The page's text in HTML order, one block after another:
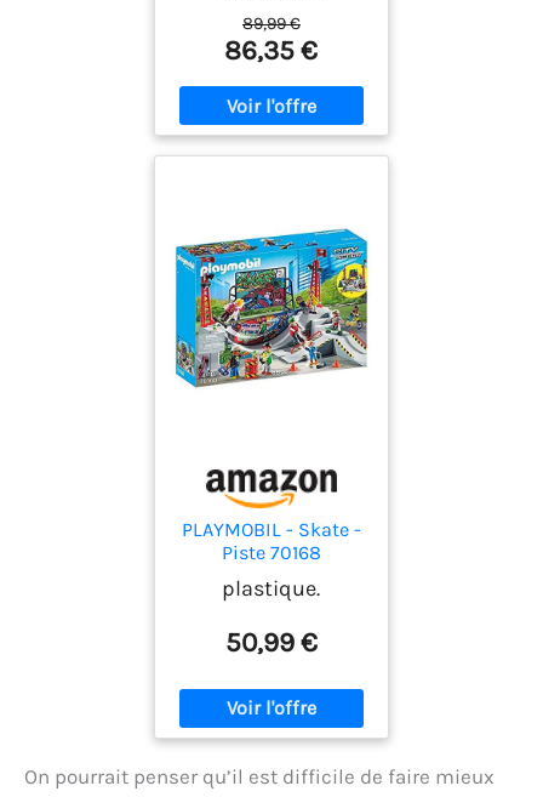
89,99 €
86,35 €
PLAYMOBIL - Skate -
Piste 70168
plastique.
50,99 €
On pourrait penser qu’il est difficile de faire mieux